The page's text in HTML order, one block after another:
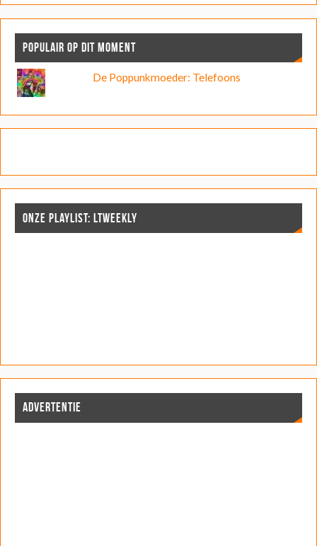
POPULAIR OP DIT MOMENT
De Poppunkmoeder: Telefoons
ONZE PLAYLIST: LTWEEKLY
ADVERTENTIE